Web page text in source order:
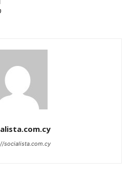
socialista.com.cy